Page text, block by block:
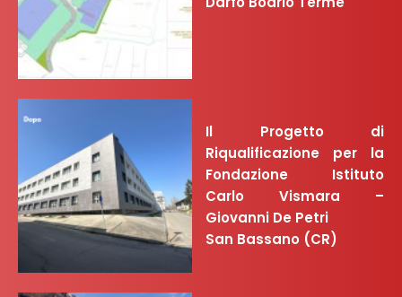
Il Progetto di
Riqualificazione per la
Fondazione Istituto
Carlo Vismara –
Giovanni De Petri
San Bassano (CR)